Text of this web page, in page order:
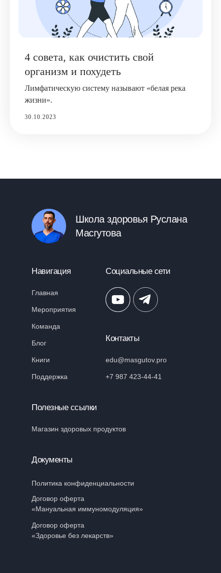
4 совета, как очистить свой
организм и похудеть
Лимфатическую систему называют «белая река
жизни».
30.10.2023
Школа здоровья Руслана
Масгутова
Навигация
Главная
Мероприятия
Команда
Блог
Книги
Поддержка
Контакты
edu@masgutov.pro
+7 987 423-44-41
Полезные ссылки
Магазин здоровых продуктов
Документы
Политика конфиденциальности
Социальные сети
Договор оферта
«Мануальная иммуномодуляция»
Договор оферта
«Здоровье без лекарств»